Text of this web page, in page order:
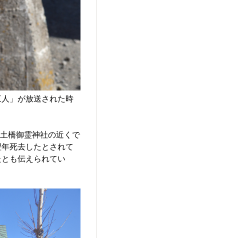
」が放送された時
橋御霊神社の近くで
死去したとされて
も伝えられてい